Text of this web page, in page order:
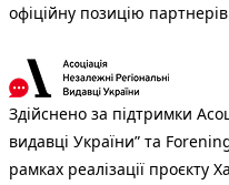
офіційну позицію
Здійснено за підтримки
видавці України” та
рамках реалізації проєкту